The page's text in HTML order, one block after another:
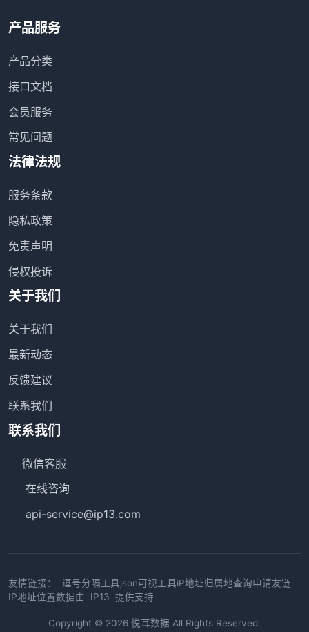
产品服务
产品分类
接口文档
会员服务
常见问题
法律法规
服务条款
隐私政策
免责声明
侵权投诉
关于我们
关于我们
最新动态
反馈建议
联系我们
联系我们
微信客服
在线咨询
api-service@ip13.com
友情链接： 逗号分隔工具json可视工具iP地址归属地查询申请友链
IP地址位置数据由
IP13 提供支持
Copyright © 2026 悦耳数据 All Rights Reserved.